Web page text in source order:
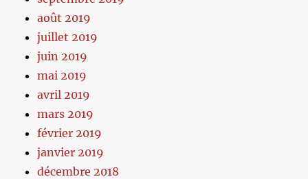
août 2019
juillet 2019
juin 2019
mai 2019
avril 2019
mars 2019
février 2019
janvier 2019
décembre 2018